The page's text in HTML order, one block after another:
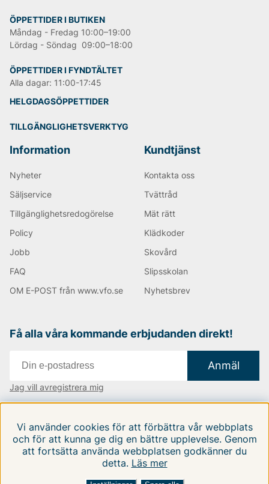
Björn Borg
Replay
Oscar Jacobson
ÖPPETTIDER I BUTIKEN
Måndag - Fredag 10:00–19:00
Lördag - Söndag 09:00–18:00
ÖPPETTIDER I FYNDTÄLTET
Alla dagar: 11:00-17:45
HELGDAGSÖPPETTIDER
TILLGÄNGLIGHETSVERKTYG
Information
Nyheter
Säljservice
Tillgänglighetsredogörelse
Policy
Jobb
FAQ
OM E-POST från www.vfo.se
Kundtjänst
Kontakta oss
Tvättråd
Mät rätt
Klädkoder
Skovård
Slipsskolan
Nyhetsbrev
Få alla våra kommande erbjudanden direkt!
Anmäl
Jag vill avregistrera mig
Följ oss på våra sociala medier
Vi använder cookies för att förbättra vår webbplats
och för att kunna ge dig en bättre upplevelse. Genom
att fortsätta använda webbplatsen godkänner du
detta. Läs mer